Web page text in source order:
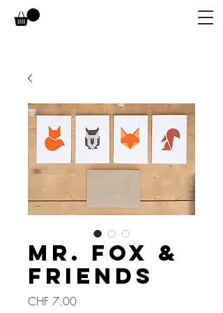
MR. FOX &
FRIENDS
CHF 7.00Preis